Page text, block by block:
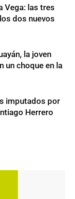
Vega: las tres
dos nuevos
la joven
un choque en la
imputados por
Herrero